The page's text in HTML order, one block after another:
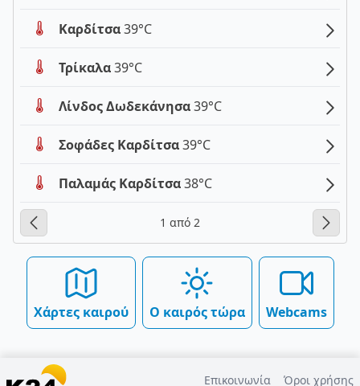
Καρδίτσα39°C
Τρίκαλα39°C
Λίνδος Δωδεκάνησα39°C
Σοφάδες Καρδίτσα39°C
Παλαμάς Καρδίτσα38°C
1 από 2
Χάρτες καιρού Ο καιρός τώρα Webcams
Επικοινωνία Όροι χρήσης